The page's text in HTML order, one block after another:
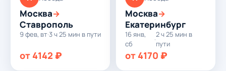
Москва→
Ставрополь
9 фев, вт·3 ч 25 мин в пути
от 4142 ₽
Москва→
Екатеринбург
16 янв,
сб
·
2 ч 25 мин в
пути
от 4170 ₽